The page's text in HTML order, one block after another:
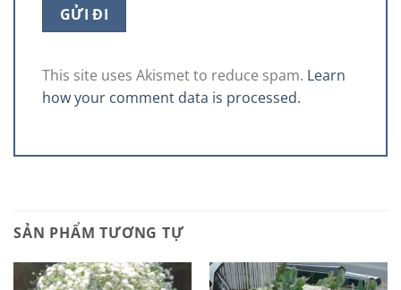
This site uses Akismet to reduce spam. Learn
how your comment data is processed.
SẢN PHẨM TƯƠNG TỰ